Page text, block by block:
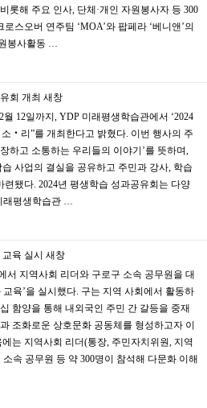
롯해 주요 인사, 단체·개인 자원봉사자 등 300
스오버 연주팀 ‘MOA’와 팝페라 ‘베니앤’의
봉사활동 …
회 개최 새창
12일까지, YDP 미래평생학습관에서 ‘2024
‧리”를 개최한다고 밝혔다. 이번 행사의 주
고 소통하는 우리들의 이야기’를 뜻하며,
사업의 결실을 공유하고 주민과 강사, 학습
됐다. 2024년 평생학습 성과공유회는 다양
평생학습관 …
육 실시 새창
서 지역사회 리더와 구로구 소속 공무원을 대
육’을 실시했다. 구는 지역 사회에서 활동하
함양을 통해 내외국인 주민 간 갈등을 중재
조화로운 상호문화 공동체를 형성하고자 이
는 지역사회 리더(통장, 주민자치위원, 지역
속 공무원 등 약 300명이 참석해 다문화 이해